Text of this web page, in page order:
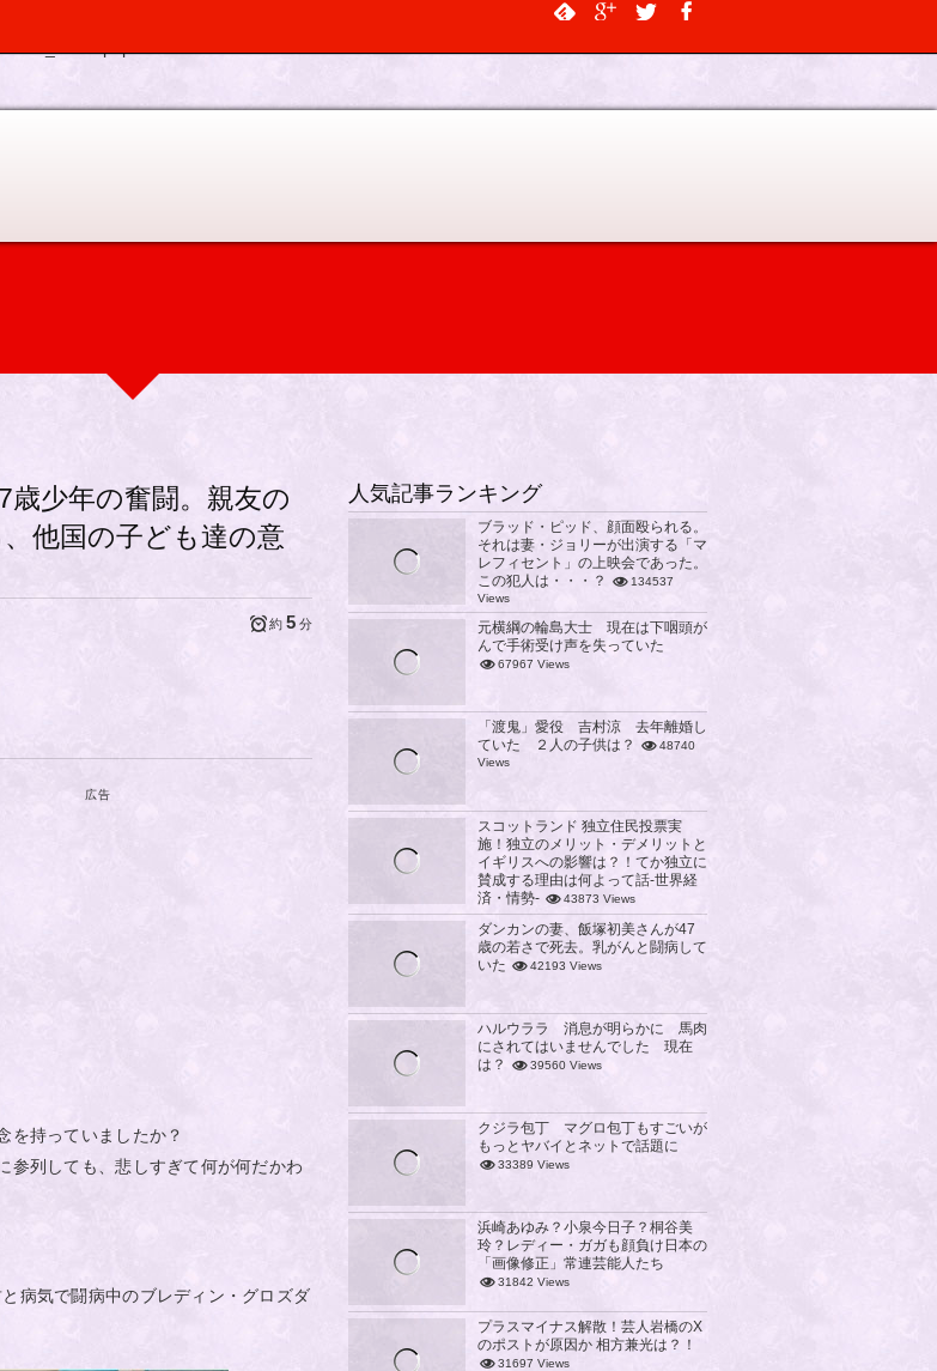
be compatible with Walker_Nav_Menu::start_el(&$output, $data_object, $depth = 0, $args = NULL, $current_object_id =
少年の奮闘。親友の
他国の子ども達の意
約 5 分
広告
を持っていましたか？
参列しても、悲しすぎて何が何だかわ
病気で闘病中のブレディン・グロズダ
人気記事ランキング
ブラッド・ピッド、顔面殴られる。
それは妻・ジョリーが出演する「マ
レフィセント」の上映会であった。
この犯人は・・・？
134537
Views
元横綱の輪島大士 現在は下咽頭が
んで手術受け声を失っていた
67967 Views
「渡鬼」愛役 吉村涼 去年離婚し
ていた ２人の子供は？
48740
Views
スコットランド 独立住民投票実
施！独立のメリット・デメリットと
イギリスへの影響は？！てか独立に
賛成する理由は何よって話-世界経
済・情勢-
43873 Views
ダンカンの妻、飯塚初美さんが47
歳の若さで死去。乳がんと闘病して
いた
42193 Views
ハルウララ 消息が明らかに 馬肉
にされてはいませんでした 現在
は？
39560 Views
クジラ包丁 マグロ包丁もすごいが
もっとヤバイとネットで話題に
33389 Views
浜崎あゆみ？小泉今日子？桐谷美
玲？レディー・ガガも顔負け日本の
「画像修正」常連芸能人たち
31842 Views
プラスマイナス解散！芸人岩橋のX
のポストが原因か 相方兼光は？！
31697 Views